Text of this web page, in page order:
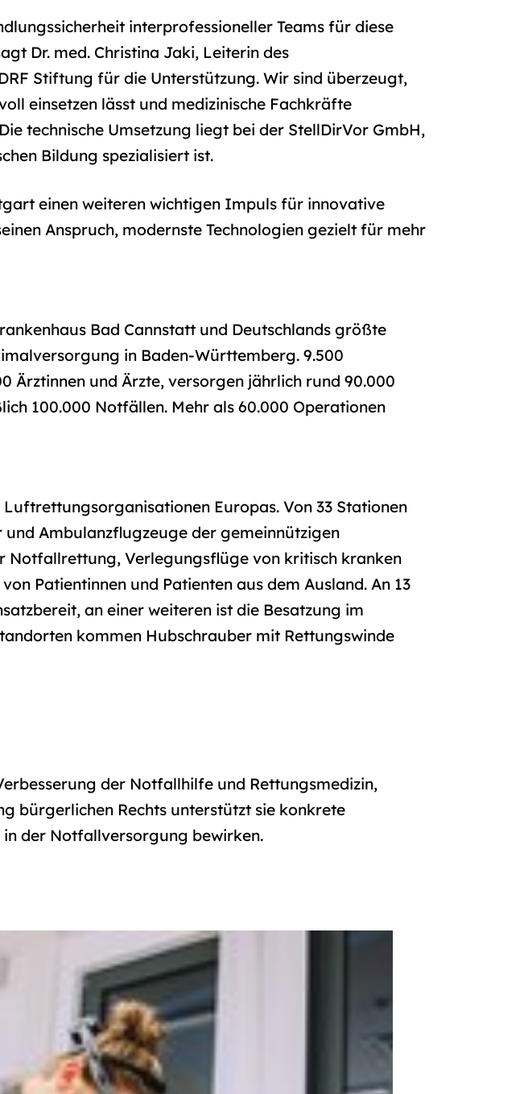
interprofessioneller Teams für diese
Dr. med. Christina Jaki, Leiterin des
Stiftung für die Unterstützung. Wir sind überzeugt,
einsetzen lässt und medizinische Fachkräfte
technische Umsetzung liegt bei der StellDirVor GmbH,
Bildung spezialisiert ist.
einen weiteren wichtigen Impuls für innovative
Anspruch, modernste Technologien gezielt für mehr
Bad Cannstatt und Deutschlands größte
in Baden-Württemberg. 9.500
Ärztinnen und Ärzte, versorgen jährlich rund 90.000
100.000 Notfällen. Mehr als 60.000 Operationen
Europas. Von 33 Stationen
Ambulanzflugzeuge der gemeinnützigen
Notfallrettung, Verlegungsflüge von kritisch kranken
Patientinnen und Patienten aus dem Ausland. An 13
an einer weiteren ist die Besatzung im
kommen Hubschrauber mit Rettungswinde
der Notfallhilfe und Rettungsmedizin,
bürgerlichen Rechts unterstützt sie konkrete
der Notfallversorgung bewirken.